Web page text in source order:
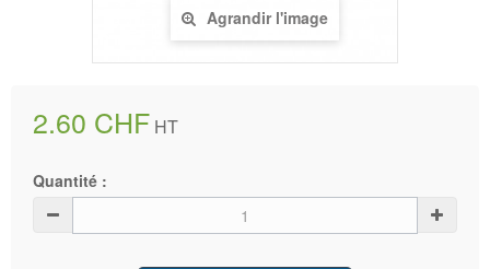
Agrandir l'image
2.60 CHF HT
Quantité :